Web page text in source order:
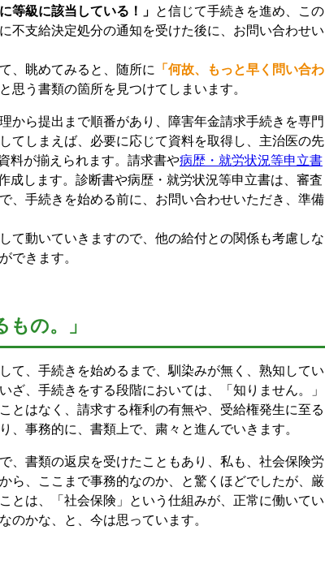
等級に該当している！」 と信じて手続きを進め、この
不支給決定処分の通知を受けた後に、お問い合わせい
、眺めてみると、随所に
「何故、もっと早く問い合わ
と思う書類の箇所を見つけてしまいます。
から提出まで順番があり、障害年金請求手続きを専門
てしまえば、必要に応じて資料を取得し、主治医の先
料が揃えられます。請求書や病歴・就労状況等申立書
成します。診断書や病歴・就労状況等申立書は、審査
、手続きを始める前に、お問い合わせいただき、準備
て動いていきますので、他の給付との関係も考慮しな
できます。
もの。」
て、手続きを始めるまで、馴染みが無く、熟知してい
ざ、手続きをする段階においては、「知りません。」
とはなく、請求する権利の有無や、受給権発生に至る
、事務的に、書類上で、粛々と進んでいきます。
、書類の返戻を受けたこともあり、私も、社会保険労
ら、ここまで事務的なのか、と驚くほどでしたが、厳
とは、「社会保険」という仕組みが、正常に働いてい
のかな、と、今は思っています。